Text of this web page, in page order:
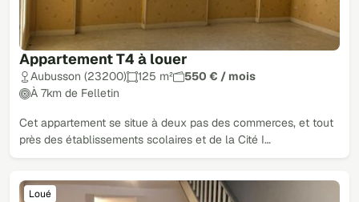
Appartement T4 à louer
Aubusson (23200) 125 m²
550 € / mois
À 7km de Felletin
Cet appartement se situe à deux pas des commerces, et tout
près des établissements scolaires et de la Cité I…
Loué